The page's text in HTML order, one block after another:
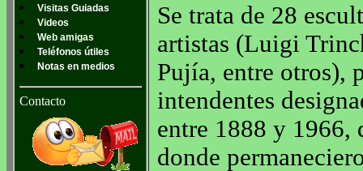
Visitas Guiadas
Videos
Web amigas
Teléfonos útiles
Notas en medios
Contacto
Se trata de 28
artistas (Luigi
Pujía, entre otros),
intendentes
entre 1888 y 1966,
donde